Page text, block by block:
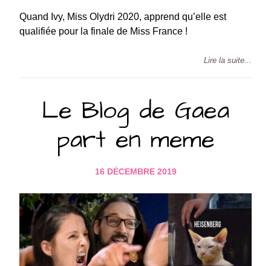
Quand Ivy, Miss Olydri 2020, apprend qu’elle est
qualifiée pour la finale de Miss France !
Lire la suite...
Le Blog de Gaea
part en meme
16 DÉCEMBRE 2019